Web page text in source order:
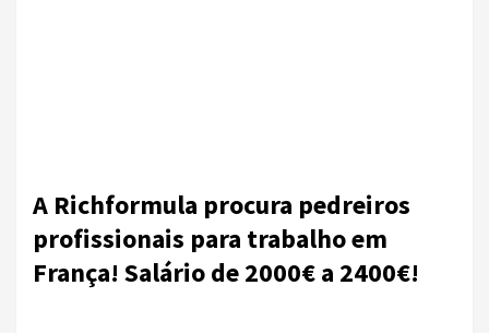
A Richformula procura pedreiros
profissionais para trabalho em
França! Salário de 2000€ a 2400€!